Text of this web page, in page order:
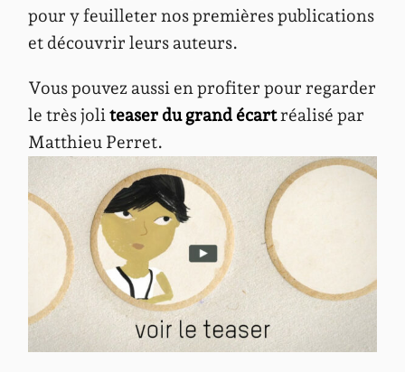
pour y feuilleter nos premières publications
et découvrir leurs auteurs.
Vous pouvez aussi en profiter pour regarder
le très joliteaser du grand écartréalisé par
Matthieu Perret.